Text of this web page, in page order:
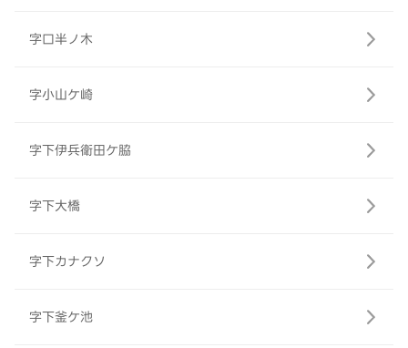
字口半ノ木
字小山ケ崎
字下伊兵衛田ケ脇
字下大橋
字下カナクソ
字下釜ケ池